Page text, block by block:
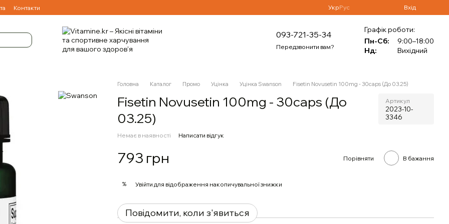
Контакти УкрРус Вхід
093-721-35-34
Передзвонити вам?
Графік роботи:
Пн-Сб:
9:00–18:00
Нд:
Вихідний
Головна Каталог Промо Уцінка Уцінка Swanson Fisetin Novusetin 100mg - 30caps (До 03.25)
Fisetin Novusetin 100mg - 30caps (До
03.25)
Артикул
2023-10-
3346
Немає в наявності Написати відгук
793 грн Порівняти В бажання
% Увійти для відображення накопичувальної знижки
Повідомити, коли з'явиться